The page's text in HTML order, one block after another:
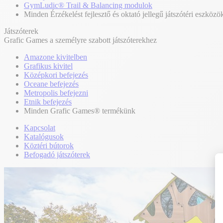
GymLudic® Trail & Balancing modulok
Minden Érzékelést fejlesztő és oktató jellegű játszótéri
Játszóterek
Grafic Games a személyre szabott játszóterekhez
Amazone kivitelben
Grafikus kivitel
Középkori befejezés
Oceane befejezés
Metropolis befejezni
Etnik befejezés
Minden Grafic Games® termékünk
Kapcsolat
Katalógusok
Köztéri bútorok
Befogadó játszóterek